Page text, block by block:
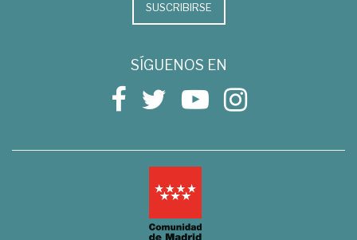
SUSCRIBIRSE
SÍGUENOS EN